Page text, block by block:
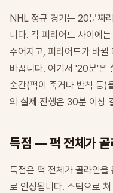
NHL 정규 경기는 20분짜
니다. 각 피리어드 사이에
주어지고, 피리어드가 바뀔
바꿉니다. 여기서 '20분'은
순간(퍽이 죽거나 반칙 등)
의 실제 진행은 30분 이상
득점 — 퍽 전체가 골
득점은 퍽 전체가 골라인을
로 인정됩니다. 스틱으로